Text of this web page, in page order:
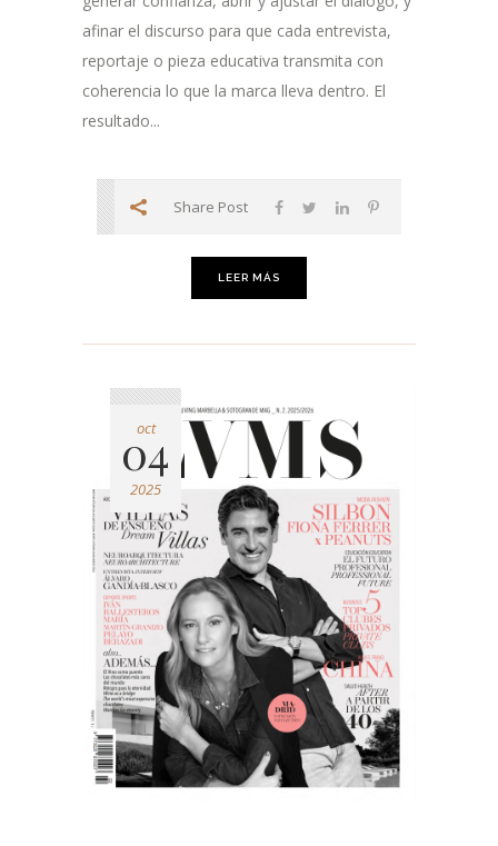
afinar el discurso para que cada entrevista,
reportaje o pieza educativa transmita con
coherencia lo que la marca lleva dentro. El
resultado...
Share Post
LEER MÁS
oct
04
2025